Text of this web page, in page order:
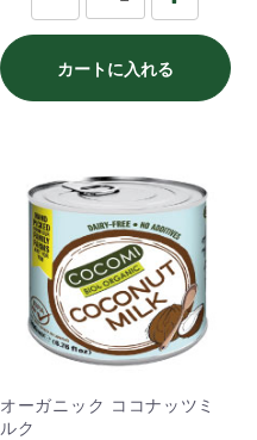
カートに入れる
オーガニック ココナッツミ
ルク